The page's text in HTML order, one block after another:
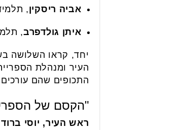
אביה ריסקין,
איתן גולדפרב,
העיר ומנהלת
התכופים שהם
"הקסם של
ראש העיר, יוסי